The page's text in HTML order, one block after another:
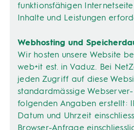
funktionsfähigen
Inhalte und Leistungen
Webhosting und
Wir hosten unsere Website
web+it est. in Vaduz. Bei
jeden Zugriff auf diese
standardmässige
folgenden Angaben erstellt:
Datum und Uhrzeit
Browser-Anfrage